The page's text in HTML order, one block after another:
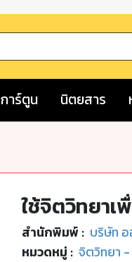
การ์ตูน นิตยสาร
ใช้จิตวิทยาเ
สำนักพิมพ์ : บริษัท
หมวดหมู่ : จิตวิทยา